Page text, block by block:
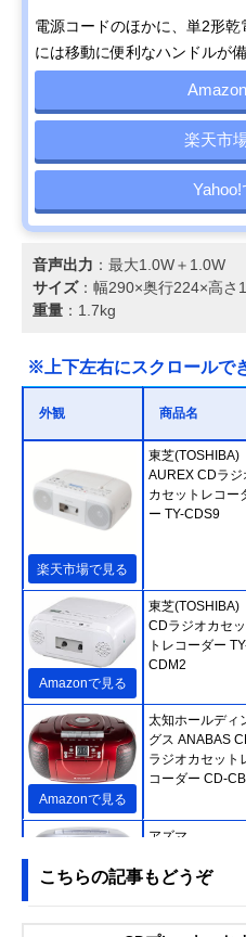
電源コードのほかに、単2形
には移動に便利なハンドルが
楽天市
Yahoo!
音声出力 ：最大1.0W＋1.0W
サイズ：幅290×奥行224×高さ
重量 ：1.7kg
※上下左右にスクロールで
外観 商品名
楽天市場で見る
東芝(TOSHIBA)
AUREX CDラジ
カセットレコー
ー TY-CDS9
Amazonで見る
東芝(TOSHIBA)
CDラジオカセッ
トレコーダー
CDM2
Amazonで見る
太知ホールディ
グス ANABAS
ラジオカセット
コーダー CD-
アズマ
EA-CRCD
こちらの記事もどうぞ